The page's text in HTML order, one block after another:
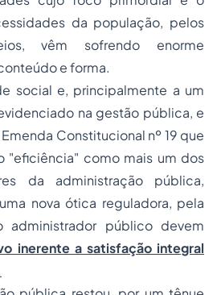
da população, pelos
vêm sofrendo enorme
e forma.
social e, principalmente a um
na gestão pública, e
Constitucional nº 19 que
"eficiência" como mais um dos
da administração pública,
nova ótica reguladora, pela
público devem
inerente a satisfação integral